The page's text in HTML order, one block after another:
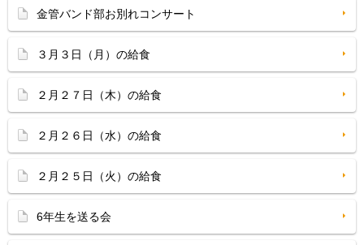
金管バンド部お別れコンサート
３月３日（月）の給食
２月２７日（木）の給食
２月２６日（水）の給食
２月２５日（火）の給食
6年生を送る会